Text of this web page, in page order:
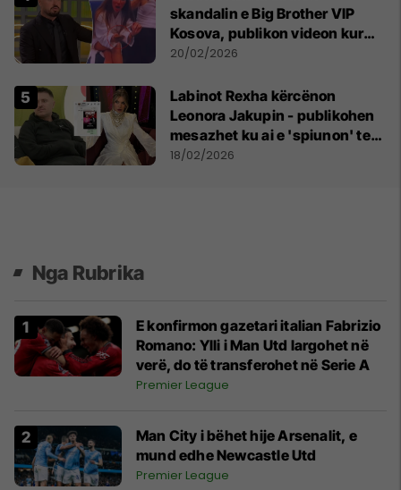
skandalin e Big Brother VIP
Kosova, publikon videon kur
Albës i është gjetur telefoni në
20/02/2026
Labinot Rexha kërcënon
Leonora Jakupin - publikohen
mesazhet ku ai e 'spiunon' te
autoritetet zvicerane se nuk ka
18/02/2026
Nga Rubrika
E konfirmon gazetari italian Fabrizio
Romano: Ylli i Man Utd largohet në
verë, do të transferohet në Serie A
Premier League
Man City i bëhet hije Arsenalit, e
mund edhe Newcastle Utd
Premier League